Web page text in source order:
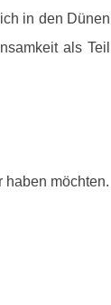
in den Dünen
als Teil
haben möchten.